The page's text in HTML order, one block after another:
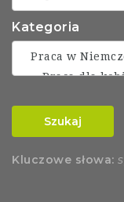
Kategoria
Szukaj
Kluczowe słowa: